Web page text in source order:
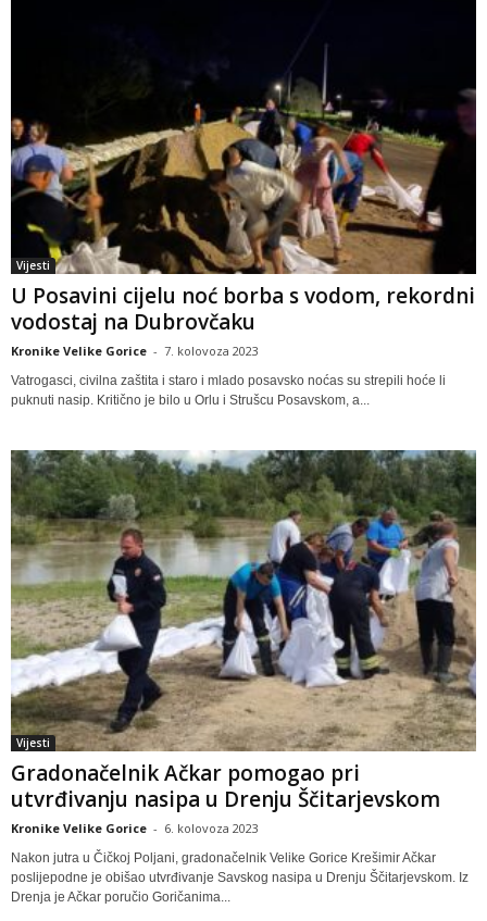
Vijesti
U Posavini cijelu noć borba s vodom, rekordni
vodostaj na Dubrovčaku
Kronike Velike Gorice - 7. kolovoza 2023
Vatrogasci, civilna zaštita i staro i mlado posavsko noćas su strepili hoće li
puknuti nasip. Kritično je bilo u Orlu i Strušcu Posavskom, a...
Vijesti
Gradonačelnik Ačkar pomogao pri
utvrđivanju nasipa u Drenju Ščitarjevskom
Kronike Velike Gorice - 6. kolovoza 2023
Nakon jutra u Čičkoj Poljani, gradonačelnik Velike Gorice Krešimir Ačkar
poslijepodne je obišao utvrđivanje Savskog nasipa u Drenju Ščitarjevskom. Iz
Drenja je Ačkar poručio Goričanima...